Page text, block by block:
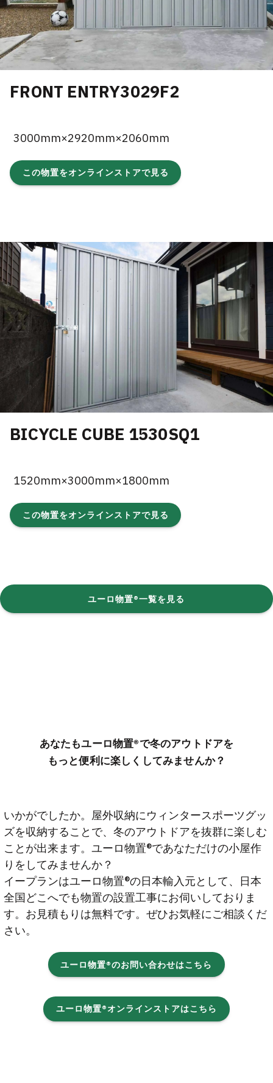
FRONT ENTRY3029F2
3000mm×2920mm×2060mm
この物置をオンラインストアで見る
BICYCLE CUBE 1530SQ1
1520mm×3000mm×1800mm
この物置をオンラインストアで見る
ユーロ物置®一覧を見る
あなたもユーロ物置®︎で冬のアウトドアを
もっと便利に楽しくしてみませんか？
いかがでしたか。屋外収納にウィンタースポーツグッ
ズを収納することで、冬のアウトドアを抜群に楽しむ
ことが出来ます。ユーロ物置®︎であなただけの小屋作
りをしてみませんか？
イープランはユーロ物置®の日本輸入元として、日本
全国どこへでも物置の設置工事にお伺いしておりま
す。お見積もりは無料です。ぜひお気軽にご相談くだ
さい。
ユーロ物置®のお問い合わせはこちら
ユーロ物置®オンラインストアはこちら